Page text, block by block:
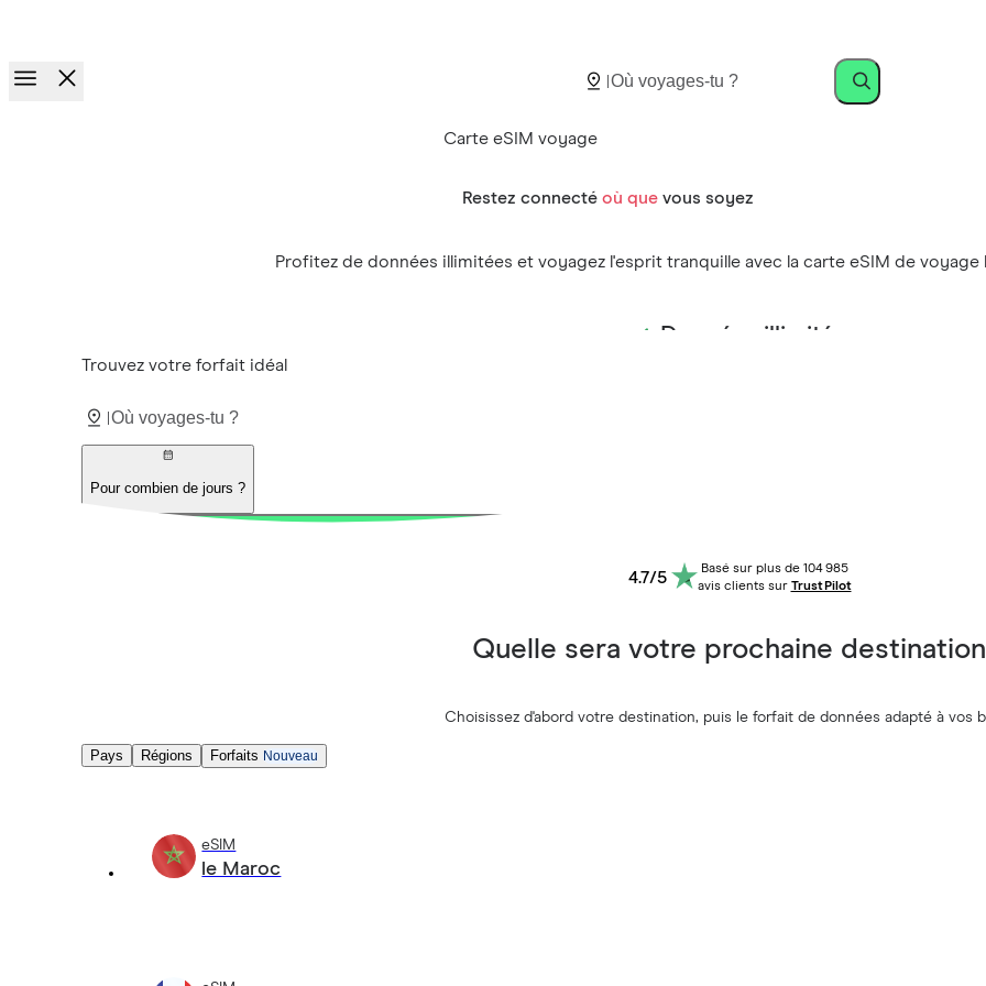
Carte eSIM voyage
Restez connecté où quevous soyez
Profitez de données illimitées et voyagez l'esprit tranquille avec la carte eSIM de voyage
Données illimitées
Trouvez votre forfait idéal
Pour combien de jours ?
4.7/5
Basé sur plus de 104 985
avis clients sur TrustPilot
Quelle sera votre prochaine
Choisissez d'abord votre destination, puis le forfait de données adapté à vos
Pays Régions Forfaits Nouveau
eSIM
le Maroc